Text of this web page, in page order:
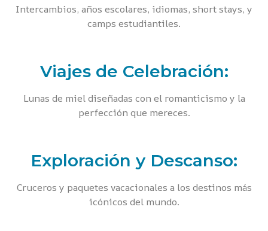
Intercambios, años escolares, idiomas, short stays, y
camps estudiantiles.
Viajes de Celebración:
Lunas de miel diseñadas con el romanticismo y la
perfección que mereces.
Exploración y Descanso:
Cruceros y paquetes vacacionales a los destinos más
icónicos del mundo.